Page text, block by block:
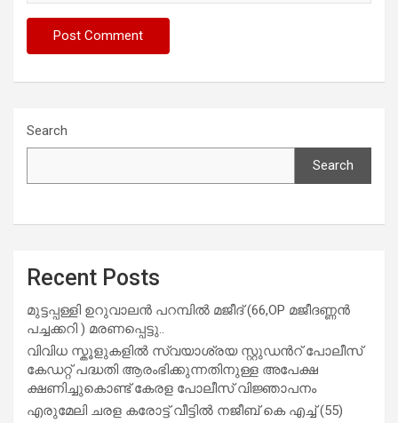
Search
Search
Recent Posts
മുട്ടപ്പള്ളി ഉറുവാലൻ പറമ്പിൽ മജീദ് (66,OP മജീദണ്ണൻ
പച്ചക്കറി ) മരണപ്പെട്ടു..
വിവിധ സ്കൂളുകളില്‍ സ്വയാശ്രയ സ്റ്റുഡന്‍റ് പോലീസ്
കേഡറ്റ് പദ്ധതി ആരംഭിക്കുന്നതിനുള്ള അപേക്ഷ
ക്ഷണിച്ചുകൊണ്ട് കേരള പോലീസ് വിജ്ഞാപനം
എരുമേലി ചരള കരോട്ട് വീട്ടിൽ നജീബ് കെ എച്ച് (55)